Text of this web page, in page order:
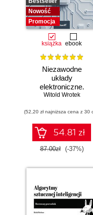
Nowość
Promocja
książka ebook
Niezawodne
układy
elektroniczne.
Podręcznik
Witold Wrotek
(52,20 zł najniższa cena z 30
54.81 zł
87.00zł (-37%)